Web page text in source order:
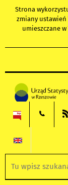
Strona
zmiany
umieszczane